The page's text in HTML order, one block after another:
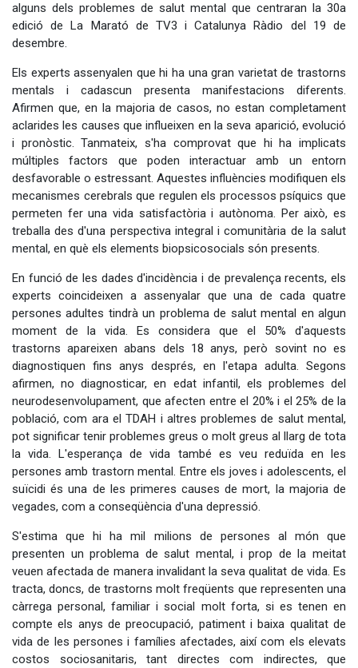
alguns dels problemes de salut mental que centraran la 30a
edició de La Marató de TV3 i Catalunya Ràdio del 19 de
desembre.
Els experts assenyalen que hi ha una gran varietat de trastorns
mentals i cadascun presenta manifestacions diferents.
Afirmen que, en la majoria de casos, no estan completament
aclarides les causes que influeixen en la seva aparició, evolució
i pronòstic. Tanmateix, s'ha comprovat que hi ha implicats
múltiples factors que poden interactuar amb un entorn
desfavorable o estressant. Aquestes influències modifiquen els
mecanismes cerebrals que regulen els processos psíquics que
permeten fer una vida satisfactòria i autònoma. Per això, es
treballa des d'una perspectiva integral i comunitària de la salut
mental, en què els elements biopsicosocials són presents.
En funció de les dades d'incidència i de prevalença recents, els
experts coincideixen a assenyalar que una de cada quatre
persones adultes tindrà un problema de salut mental en algun
moment de la vida. Es considera que el 50% d'aquests
trastorns apareixen abans dels 18 anys, però sovint no es
diagnostiquen fins anys després, en l'etapa adulta. Segons
afirmen, no diagnosticar, en edat infantil, els problemes del
neurodesenvolupament, que afecten entre el 20% i el 25% de la
població, com ara el TDAH i altres problemes de salut mental,
pot significar tenir problemes greus o molt greus al llarg de tota
la vida. L'esperança de vida també es veu reduïda en les
persones amb trastorn mental. Entre els joves i adolescents, el
suïcidi és una de les primeres causes de mort, la majoria de
vegades, com a conseqüència d'una depressió.
S'estima que hi ha mil milions de persones al món que
presenten un problema de salut mental, i prop de la meitat
veuen afectada de manera invalidant la seva qualitat de vida. Es
tracta, doncs, de trastorns molt freqüents que representen una
càrrega personal, familiar i social molt forta, si es tenen en
compte els anys de preocupació, patiment i baixa qualitat de
vida de les persones i famílies afectades, així com els elevats
costos sociosanitaris, tant directes com indirectes, que